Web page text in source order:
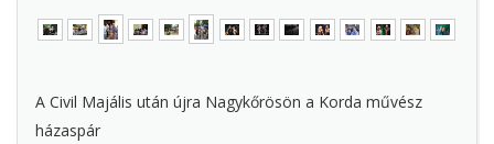
A Civil Majális után újra Nagykőrösön a Korda művész
házaspár